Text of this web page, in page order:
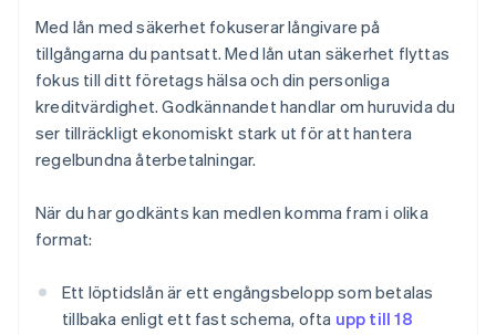
Med lån med säkerhet fokuserar långivare på
tillgångarna du pantsatt. Med lån utan säkerhet flyttas
fokus till ditt företags hälsa och din personliga
kreditvärdighet. Godkännandet handlar om huruvida du
ser tillräckligt ekonomiskt stark ut för att hantera
regelbundna återbetalningar.
När du har godkänts kan medlen komma fram i olika
format:
Ett löptidslån är ett engångsbelopp som betalas
tillbaka enligt ett fast schema, ofta upp till 18